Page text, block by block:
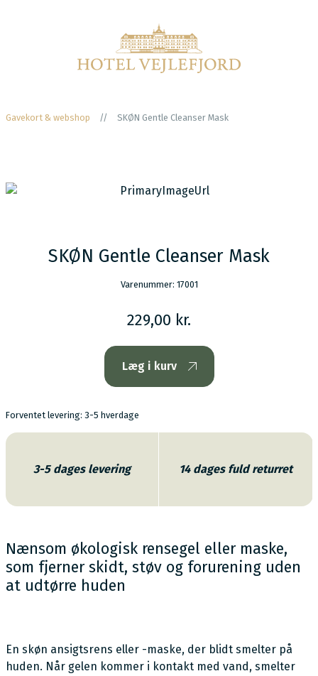
Gavekort & webshop // SKØN Gentle Cleanser Mask
SKØN Gentle Cleanser Mask
Varenummer: 17001
229,00 kr.
Læg i kurv
Forventet levering: 3-5 hverdage
3-5 dages levering 14 dages fuld returret
Nænsom økologisk rensegel eller maske,
som fjerner skidt, støv og forurening uden
at udtørre huden
En skøn ansigtsrens eller -maske, der blidt smelter på
huden. Når gelen kommer i kontakt med vand, smelter